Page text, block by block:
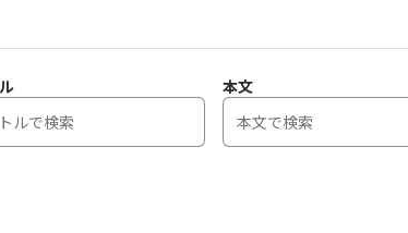
本文